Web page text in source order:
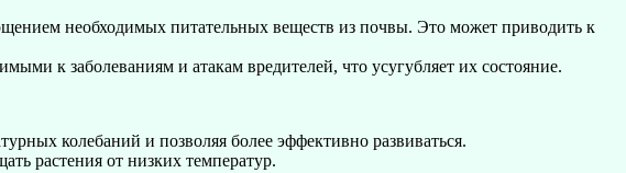
необходимых питательных веществ из почвы. Это может приводить к
к заболеваниям и атакам вредителей, что усугубляет их состояние.
колебаний и позволяя более эффективно развиваться.
растения от низких температур.